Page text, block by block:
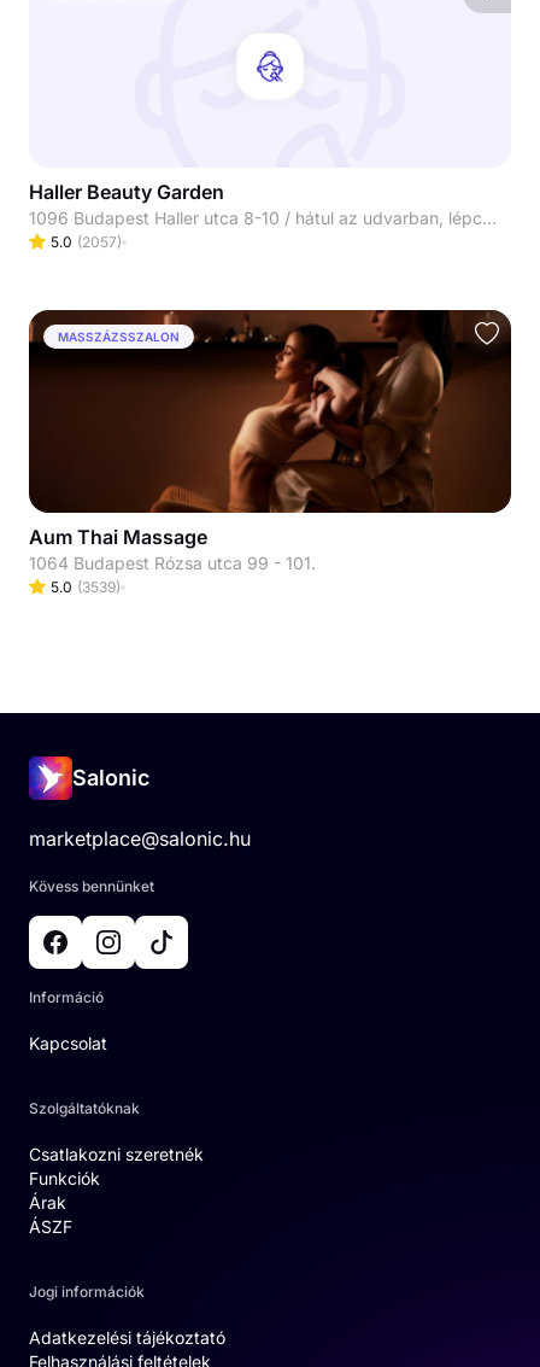
Haller Beauty Garden
1096 Budapest Haller utca 8-10 / hátul az udvarban, lépcsőn le / Masszázs/Fodrászat 99-es kapucsengő / Manikűr-Pedikűr 100-as kapucsengő
5.0 (2057)
MASSZÁZSSZALON
Aum Thai Massage
1064 Budapest Rózsa utca 99 - 101.
5.0 (3539)
Salonic
marketplace@salonic.hu
Kövess bennünket
Információ
Kapcsolat
Szolgáltatóknak
Csatlakozni szeretnék
Funkciók
Árak
ÁSZF
Jogi információk
Adatkezelési tájékoztató
Felhasználási feltételek